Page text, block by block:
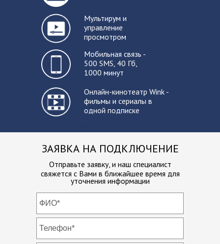
ЗАЯВКА НА ПОДКЛЮЧЕНИЕ
Отправьте заявку, и наш специалист
свяжется с Вами в ближайшее время для
уточнения информации
Онлайн-кинотеатр Wink -
фильмы и сериалы в
одной подписке
-
Мультирум и
управление
просмотром
Мобильная связь -
500 SMS, 40 Гб,
1000 минут